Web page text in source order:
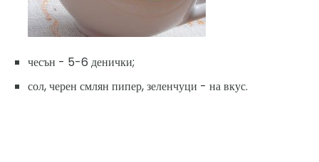
чесън - 5-6 денички;
сол, черен смлян пипер, зеленчуци - на вкус.